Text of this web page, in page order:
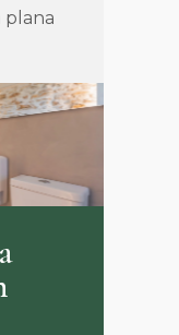
plana